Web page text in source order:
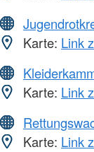
Karte: Link
Karte: Link
Karte: Link